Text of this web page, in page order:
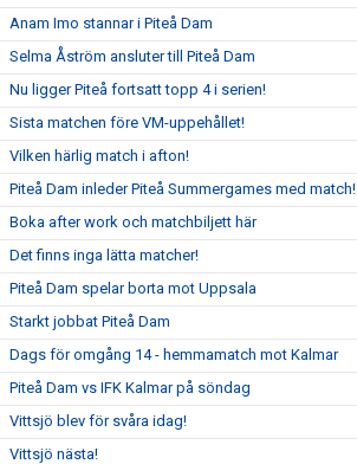
Anam Imo stannar i Piteå Dam
Selma Åström ansluter till Piteå Dam
Nu ligger Piteå fortsatt topp 4 i serien!
Sista matchen före VM-uppehållet!
Vilken härlig match i afton!
Piteå Dam inleder Piteå Summergames med match!
Boka after work och matchbiljett här
Det finns inga lätta matcher!
Piteå Dam spelar borta mot Uppsala
Starkt jobbat Piteå Dam
Dags för omgång 14 - hemmamatch mot Kalmar
Piteå Dam vs IFK Kalmar på söndag
Vittsjö blev för svåra idag!
Vittsjö nästa!